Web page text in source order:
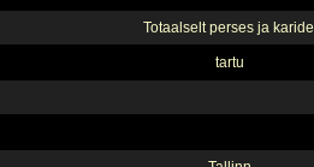
Totaalselt perses ja karidel
tartu